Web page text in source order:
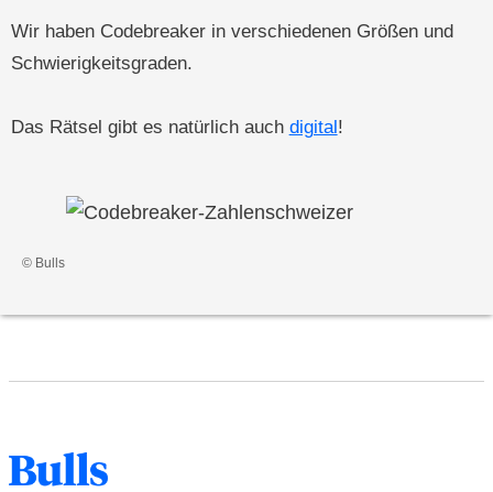
Wir haben Codebreaker in verschiedenen Größen und
Schwierigkeitsgraden.
Das Rätsel gibt es natürlich auch digital!
© Bulls